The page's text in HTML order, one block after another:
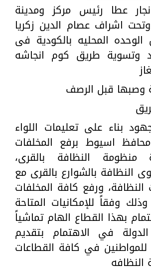
عطا رئيس مركز ومدينة
اشراف عصام الدين زكريا
المحليه بالكودية فى
وتسوية طريق كوم انجاشه
وصبها قبل الرصف
بناء على تعليمات اللواء
اسيوط برفع المخلفات
منظومة النظافة بالقرى،
النظافة بالشوارع بالقرى مع
ورفع كافة المخلفات
وفقاً للإمكانيات المتاحة
بهذا القطاع الهام تماشياً
في الاهتمام بتقديم
في كافة القطاعات